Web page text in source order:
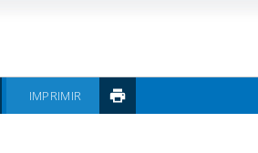
IMPRIMIR